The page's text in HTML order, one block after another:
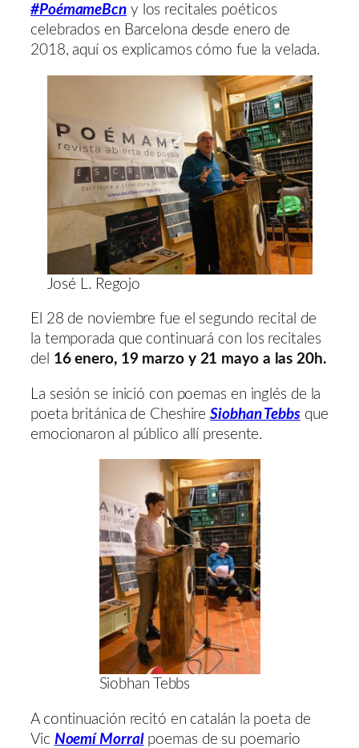
#PoémameBcny los recitales poéticos
celebrados en Barcelona desde enero de
2018, aquí os explicamos cómo fue la velada.
José L. Regojo
El 28 de noviembre fue el segundo recital de
la temporada que continuará con los recitales
del 16 enero, 19 marzo y 21 mayo a las 20h.
La sesión se inició con poemas en inglés de la
poeta británica de CheshireSiobhan Tebbsque
emocionaron al público allí presente.
Siobhan Tebbs
A continuación recitó en catalán la poeta de
Vic Noemí Morralpoemas de su poemario